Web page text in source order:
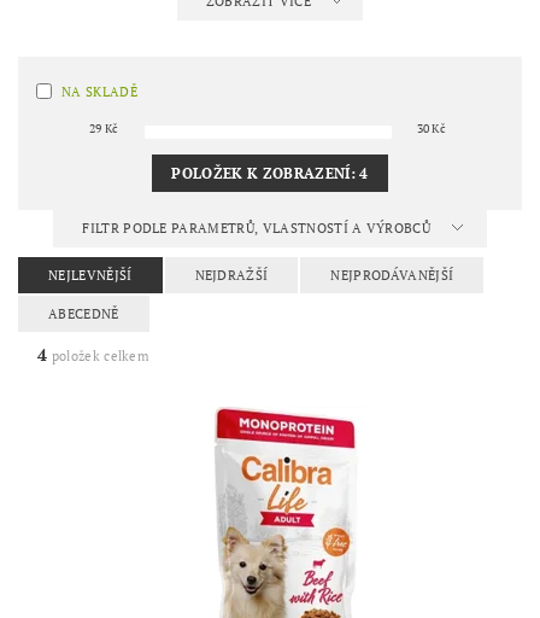
NA SKLADĚ
29 Kč 30Kč
POLOŽEK K ZOBRAZENÍ:4
FILTR PODLE PARAMETRŮ, VLASTNOSTÍ A VÝROBCŮ
NEJLEVNĚJŠÍ NEJDRAŽŠÍ NEJPRODÁVANĚJŠÍ
ABECEDNĚ
4 položek celkem